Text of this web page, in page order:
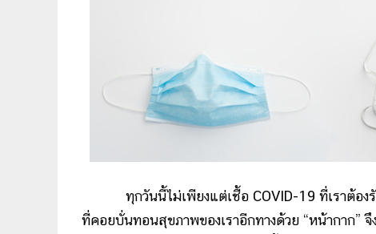
ทุกวันนี้ไม่เพียงแต่เชื้อ COVID-19 ที่เราต้
ที่คอยบั่นทอนสุขภาพของเราอีกทางด้วย “หน้ากาก”